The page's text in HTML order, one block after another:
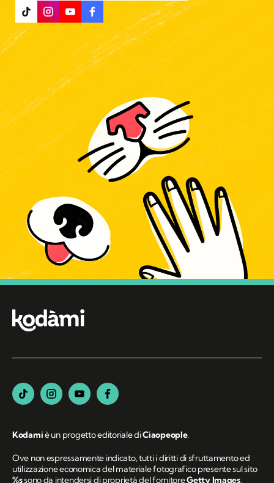
Kodamiè un progetto editoriale diCiaopeople.
Ove non espressamente indicato, tutti i diritti di sfruttamento ed
utilizzazione economica del materiale fotografico presente sul sito
%ssono da intendersi di proprietà del fornitoreGetty Images.